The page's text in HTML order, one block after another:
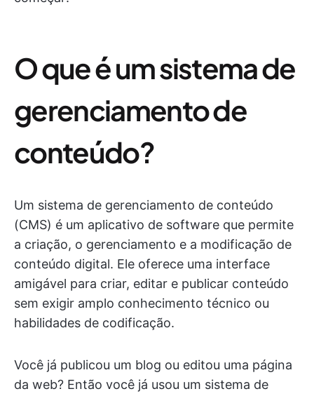
O que é um sistema de
gerenciamento de
conteúdo?
Um sistema de gerenciamento de conteúdo
(CMS) é um aplicativo de software que permite
a criação, o gerenciamento e a modificação de
conteúdo digital. Ele oferece uma interface
amigável para criar, editar e publicar conteúdo
sem exigir amplo conhecimento técnico ou
habilidades de codificação.
Você já publicou um blog ou editou uma página
da web? Então você já usou um sistema de